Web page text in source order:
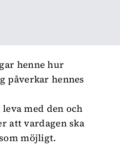
henne hur
påverkar hennes
med den och
att vardagen ska
möjligt.